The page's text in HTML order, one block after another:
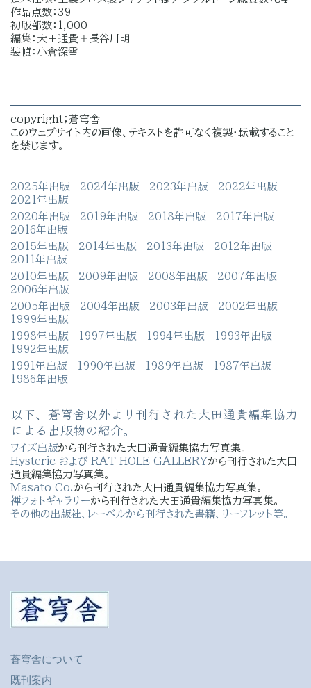
作品点数：39
初版部数：1,000
編集：大田通貴＋長谷川明
装幀：小倉深雪
copyright；蒼穹舎
このウェブサイト内の画像、テキストを許可なく複製・転載すること
を禁じます。
2025年出版 2024年出版 2023年出版
2022年出版
2021年出版
2020年出版
2019年出版 2018年出版
2017年出版
2016年出版
2015年出版
2014年出版 2013年出版
2012年出版
2011年出版
2010年出版
2009年出版 2008年出版
2007年出版
2006年出版
2005年出版
2004年出版 2003年出版
2002年出版
1999年出版
1998年出版
1997年出版 1994年出版
1993年出版
1992年出版
1991年出版
1990年出版 1989年出版
1987年出版
1986年出版
以下、蒼穹舍以外より刊行された大田通貴編集協力
による出版物の紹介。
ワイズ出版から刊行された大田通貴編集協力写真集。
Hysteric および RAT HOLE GALLERYから刊行された大田
通貴編集協力写真集。
Masato Co. から刊行された大田通貴編集協力写真集。
禅フォトギャラリーから刊行された大田通貴編集協力写真集。
その他の出版社、レーベルから刊行された書籍、リーフレット等。
蒼穹舎について
既刊案内